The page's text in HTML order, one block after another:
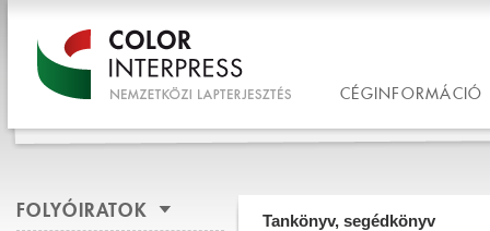
CÉGINFORMÁCIÓ
FOLYÓIRATOK
Tankönyv, segédkönyv